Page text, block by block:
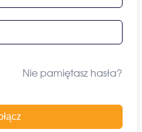
Nie pamiętasz hasła?